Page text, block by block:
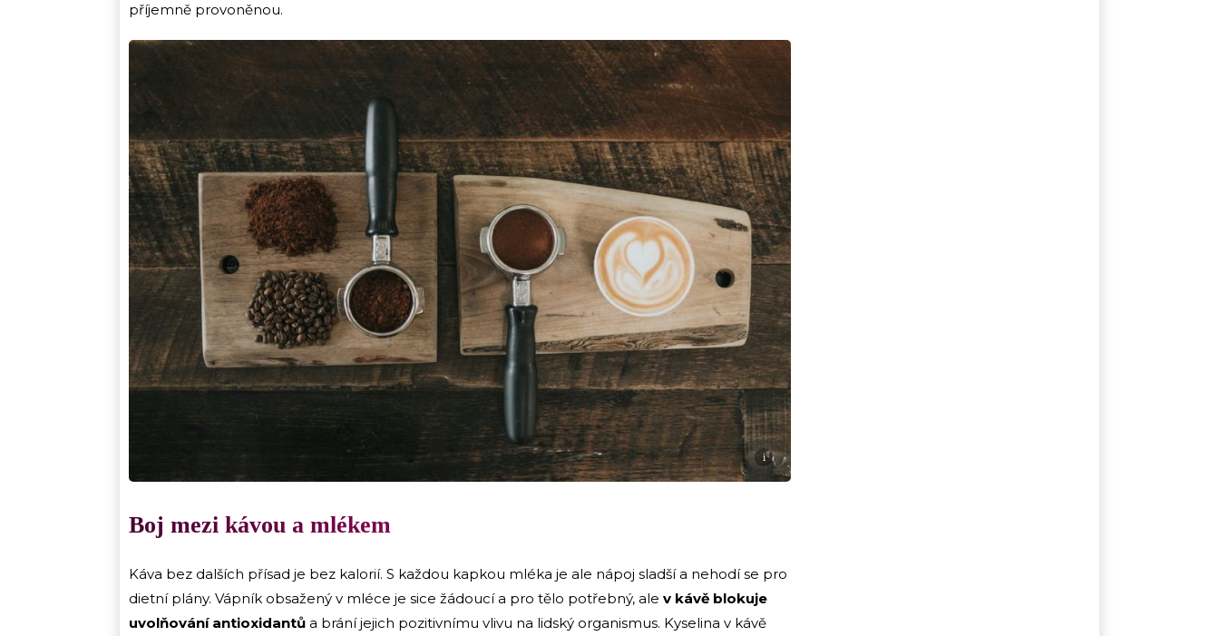
příjemně provoněnou.
i
Boj mezi kávou a mlékem
Káva bez dalších přísad je bez kalorií. S každou kapkou mléka je ale nápoj sladší a nehodí se pro
dietní plány. Vápník obsažený v mléce je sice žádoucí a pro tělo potřebný, ale v kávě blokuje
uvolňování antioxidantů a brání jejich pozitivnímu vlivu na lidský organismus. Kyselina v kávě